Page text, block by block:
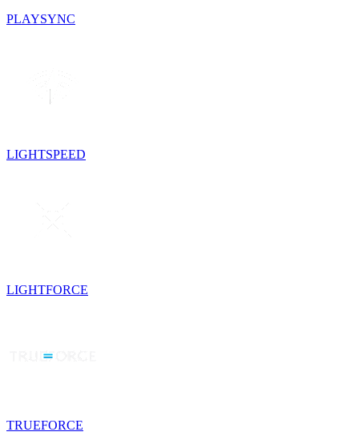
PLAYSYNC
LIGHTSPEED
LIGHTFORCE
TRUEFORCE